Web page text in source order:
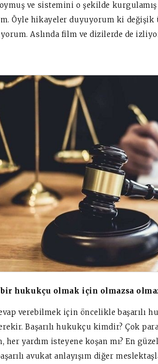
ve sistemini o şekilde
Öyle hikayeler duyuyorum ki değişik
Aslında film ve dizilerde de
bir hukukçu olmak için olmazsa
verebilmek için öncelikle başarılı
Başarılı hukukçu kimdir? Çok
her yardım isteyene koşan mı? En
avukat anlayışım diğer